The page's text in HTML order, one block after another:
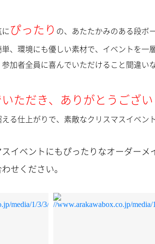
にぴったり の、あたたかみのある段ボ
、環境にも優しい素材で、イベントを一
加者全員に喜んでいただけること間違い
いただき、ありがとうござい
る仕上がりで、素敵なクリスマスイベン
イベントにもぴったりなオーダーメ
せください。